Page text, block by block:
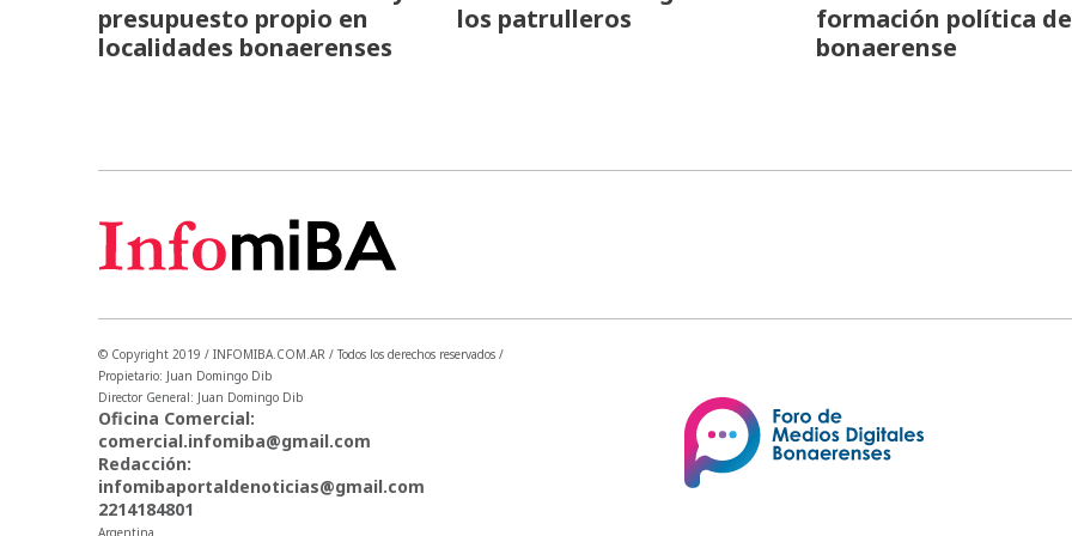
presupuesto propio en
localidades bonaerenses
los patrulleros
formación política
bonaerense
© Copyright 2019 / INFOMIBA.COM.AR / Todos los derechos reservados /
Propietario: Juan Domingo Dib
Director General: Juan Domingo Dib
Oficina Comercial:
comercial.infomiba@gmail.com
Redacción:
infomibaportaldenoticias@gmail.com
2214184801
Argentina